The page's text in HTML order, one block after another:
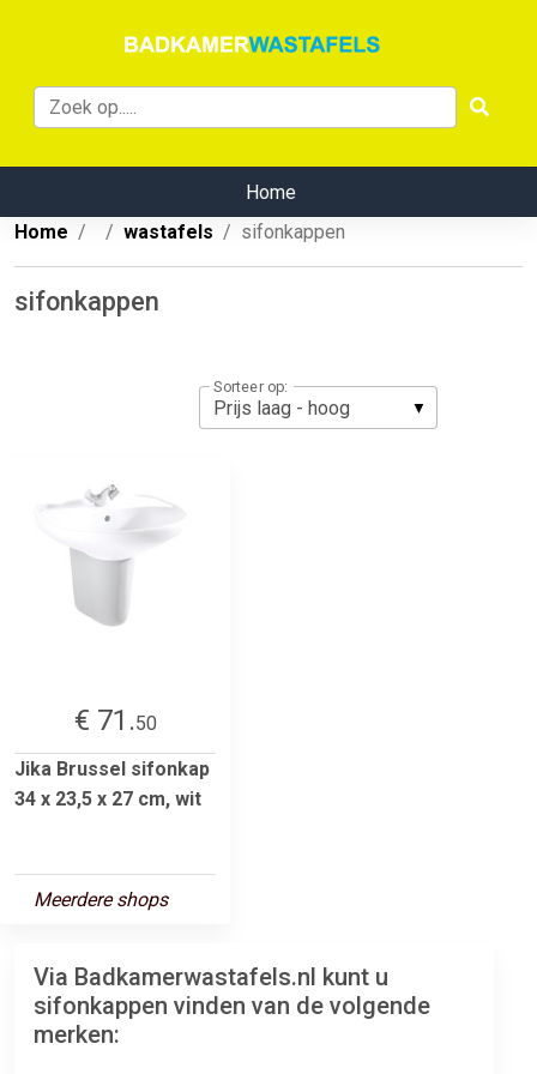
Home
Home
wastafels sifonkappen
sifonkappen
Sorteer op:
€ 71.50
Jika Brussel sifonkap
34 x 23,5 x 27 cm, wit
Meerdere shops
Via Badkamerwastafels.nl kunt u
sifonkappen vinden van de volgende
merken: